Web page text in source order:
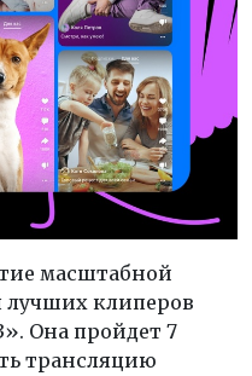
масштабной
клиперов
Она пройдет 7
трансляцию